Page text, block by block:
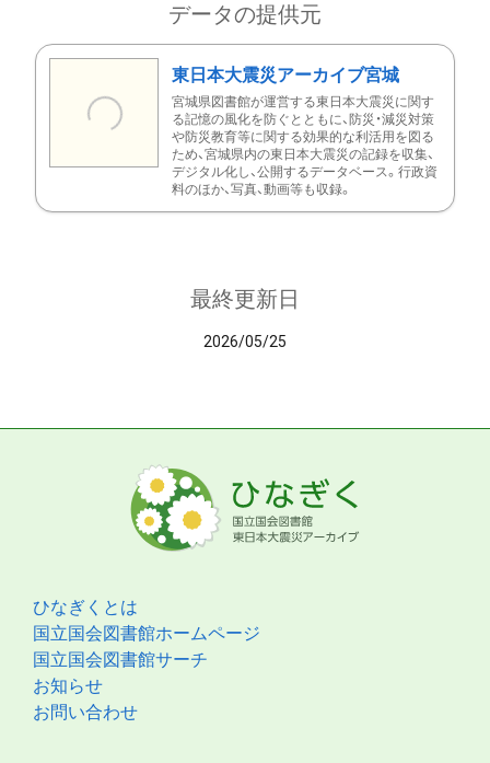
データの提供元
東日本大震災アーカイブ宮城
宮城県図書館が運営する東日本大震災に関す
る記憶の風化を防ぐとともに、防災・減災対策
や防災教育等に関する効果的な利活用を図る
ため、宮城県内の東日本大震災の記録を収集、
デジタル化し、公開するデータベース。行政資
料のほか、写真、動画等も収録。
最終更新日
2026/05/25
ひなぎくとは
国立国会図書館ホームページ
国立国会図書館サーチ
お知らせ
お問い合わせ